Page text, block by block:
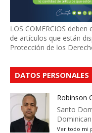
LOS COMERCIOS
de artículos que están
Protección de los
DATOS PERSONALES
Robinson
Santo
Ver todo mi